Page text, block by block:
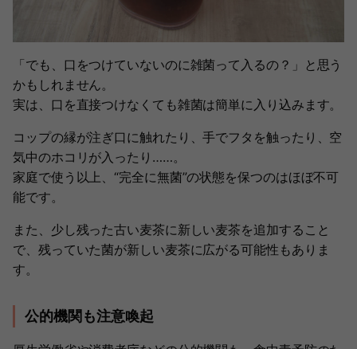
「でも、口をつけていないのに雑菌って入るの？」と思う
かもしれません。
実は、口を直接つけなくても雑菌は簡単に入り込みます。
コップの縁が注ぎ口に触れたり、手でフタを触ったり、空
気中のホコリが入ったり……。
家庭で使う以上、“完全に無菌”の状態を保つのはほぼ不可
能です。
また、少し残った古い麦茶に新しい麦茶を追加すること
で、残っていた菌が新しい麦茶に広がる可能性もありま
す。
公的機関も注意喚起